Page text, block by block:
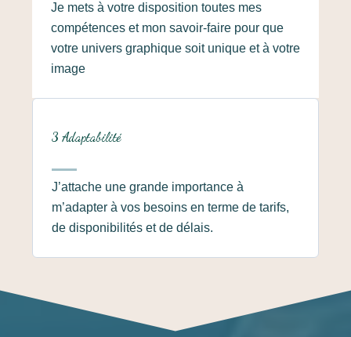
Je mets à votre disposition toutes mes
compétences et mon savoir-faire pour que
votre univers graphique soit unique et à votre
image
3 Adaptabilité
J’attache une grande importance à
m’adapter à vos besoins en terme de tarifs,
de disponibilités et de délais.